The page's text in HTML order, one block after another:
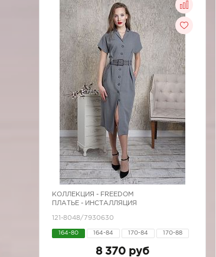
КОЛЛЕКЦИЯ - FREEDOM
ПЛАТЬЕ - ИНСТАЛЛЯЦИЯ
121-8048/7930630
164-80 164-84 170-84 170-88
8 370 руб